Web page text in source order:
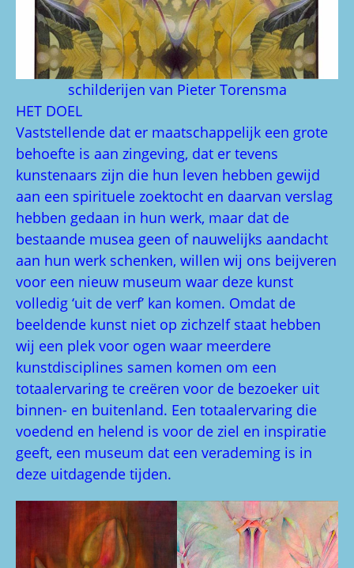
schilderijen van Pieter Torensma
HET DOEL
Vaststellende dat er maatschappelijk een grote
behoefte is aan zingeving, dat er tevens
kunstenaars zijn die hun leven hebben gewijd
aan een spirituele zoektocht en daarvan verslag
hebben gedaan in hun werk, maar dat de
bestaande musea geen of nauwelijks aandacht
aan hun werk schenken, willen wij ons beijveren
voor een nieuw museum waar deze kunst
volledig ‘uit de verf’ kan komen. Omdat de
beeldende kunst niet op zichzelf staat hebben
wij een plek voor ogen waar meerdere
kunstdisciplines samen komen om een
totaalervaring te creëren voor de bezoeker uit
binnen- en buitenland. Een totaalervaring die
voedend en helend is voor de ziel en inspiratie
geeft, een museum dat een verademing is in
deze uitdagende tijden.